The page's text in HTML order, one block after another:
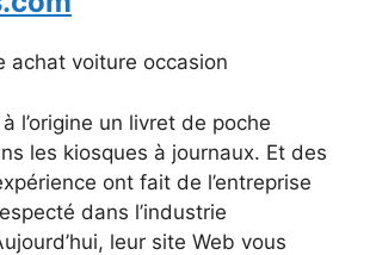
l’origine un livret de poche
les kiosques à journaux. Et des
ont fait de l’entreprise
dans l’industrie
leur site Web vous